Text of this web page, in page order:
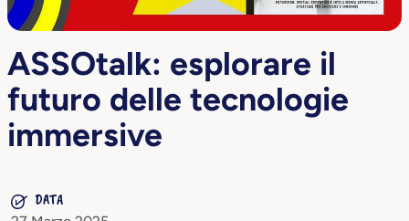
ASSOtalk: esplorare il
futuro delle tecnologie
immersive
DATA